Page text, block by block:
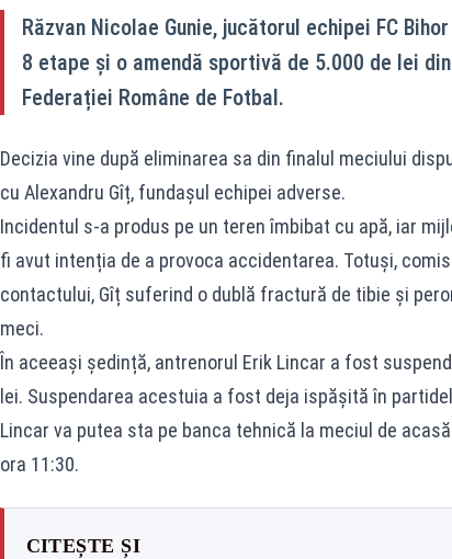
Răzvan Nicolae Gunie, jucătorul echipei FC
8 etape și o amendă sportivă de 5.000 de lei
Federației Române de Fotbal.
Decizia vine după eliminarea sa din finalul meciului
cu Alexandru Gîț, fundașul echipei adverse.
Incidentul s-a produs pe un teren îmbibat cu apă, iar
fi avut intenția de a provoca accidentarea. Totuși,
contactului, Gîț suferind o dublă fractură de tibie și
meci.
În aceeași ședință, antrenorul Erik Lincar a fost
lei. Suspendarea acestuia a fost deja ispășită în
Lincar va putea sta pe banca tehnică la meciul de
ora 11:30.
CITEȘTE ȘI